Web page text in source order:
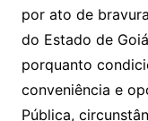
por ato de
do Estado de
porquanto
conveniência e
Pública,